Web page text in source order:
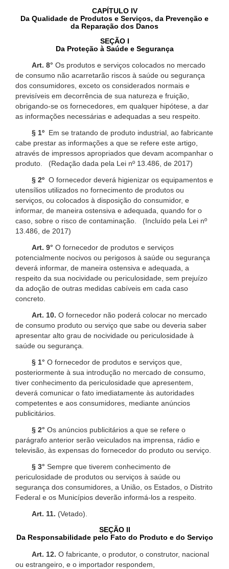
CAPÍTULO IV
Da Qualidade de Produtos e Serviços, da Prevenção e
da Reparação dos Danos
SEÇÃO I
Da Proteção à Saúde e Segurança
Art. 8° Os produtos e serviços colocados no mercado
de consumo não acarretarão riscos à saúde ou segurança
dos consumidores, exceto os considerados normais e
previsíveis em decorrência de sua natureza e fruição,
obrigando-se os fornecedores, em qualquer hipótese, a dar
as informações necessárias e adequadas a seu respeito.
§ 1º Em se tratando de produto industrial, ao fabricante
cabe prestar as informações a que se refere este artigo,
através de impressos apropriados que devam acompanhar o
produto. (Redação dada pela Lei nº 13.486, de 2017)
§ 2º O fornecedor deverá higienizar os equipamentos e
utensílios utilizados no fornecimento de produtos ou
serviços, ou colocados à disposição do consumidor, e
informar, de maneira ostensiva e adequada, quando for o
caso, sobre o risco de contaminação. (Incluído pela Lei nº
13.486, de 2017)
Art. 9° O fornecedor de produtos e serviços
potencialmente nocivos ou perigosos à saúde ou segurança
deverá informar, de maneira ostensiva e adequada, a
respeito da sua nocividade ou periculosidade, sem prejuízo
da adoção de outras medidas cabíveis em cada caso
concreto.
Art. 10. O fornecedor não poderá colocar no mercado
de consumo produto ou serviço que sabe ou deveria saber
apresentar alto grau de nocividade ou periculosidade à
saúde ou segurança.
§ 1° O fornecedor de produtos e serviços que,
posteriormente à sua introdução no mercado de consumo,
tiver conhecimento da periculosidade que apresentem,
deverá comunicar o fato imediatamente às autoridades
competentes e aos consumidores, mediante anúncios
publicitários.
§ 2° Os anúncios publicitários a que se refere o
parágrafo anterior serão veiculados na imprensa, rádio e
televisão, às expensas do fornecedor do produto ou serviço.
§ 3° Sempre que tiverem conhecimento de
periculosidade de produtos ou serviços à saúde ou
segurança dos consumidores, a União, os Estados, o Distrito
Federal e os Municípios deverão informá-los a respeito.
Art. 11. (Vetado).
SEÇÃO II
Da Responsabilidade pelo Fato do Produto e do Serviço
Art. 12. O fabricante, o produtor, o construtor, nacional
ou estrangeiro, e o importador respondem,